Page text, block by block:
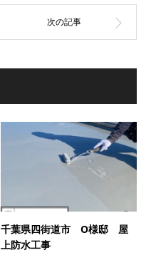
千葉県四街道市 O様邸 屋
上防水工事